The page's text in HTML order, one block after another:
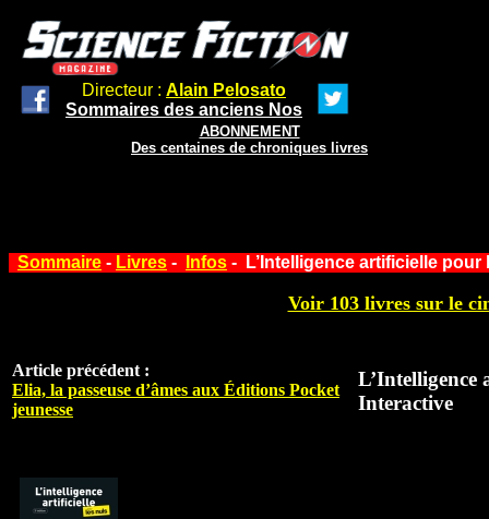
Directeur : Alain Pelosato
Sommaires des anciens Nos
ABONNEMENT
Des centaines de chroniques livres
Sommaire - Livres - Infos - L’Intelligence artificielle
Voir 103 livres sur le
Article précédent :
Elia, la passeuse d’âmes aux Éditions Pocket
jeunesse
L’Intelligence
Interactive